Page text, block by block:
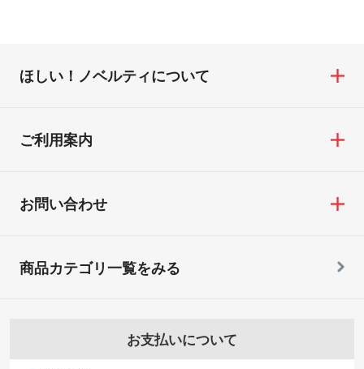
ほしい！ノベルティについて
ご利用案内
お問い合わせ
お支払いについて
商品カテゴリ一覧をみる